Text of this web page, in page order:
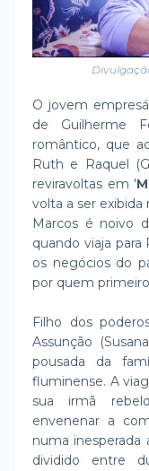
O jovem
de Guilherme
romântico, que
Ruth e Raquel
reviravoltas em '
volta a ser exibida
Marcos é noivo
quando viaja para
os negócios do
por quem
Filho dos
Assunção
pousada da
fluminense. A
sua irmã
envenenar a
numa inesperada
dividido entre